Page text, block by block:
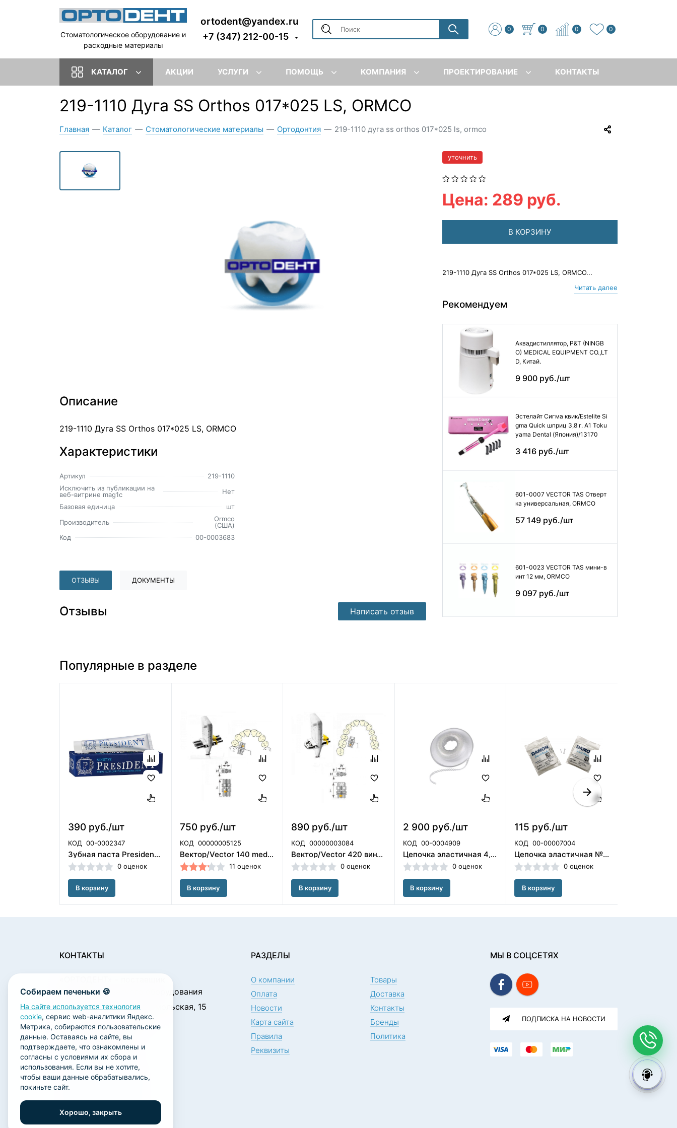
Стоматологическое оборудование и
расходные материалы
ortodent@yandex.ru
+7 (347) 212-00-15
0 0 0 0
КАТАЛОГ АКЦИИ УСЛУГИ ПОМОЩЬ КОМПАНИЯ ПРОЕКТИРОВАНИЕ КОНТАКТЫ
219-1110 Дуга SS Orthos 017*025 LS, ORMCO
Главная — Каталог — Стоматологические материалы — Ортодонтия — 219-1110 дуга ss orthos 017*025 ls, ormco
Описание
219-1110 Дуга SS Orthos 017*025 LS, ORMCO
Характеристики
Артикул
219-1110
Исключить из публикации на
веб-витрине mag1c
Нет
Базовая единица
шт
Производитель
Ormco
(США)
Код
00-0003683
ОТЗЫВЫ ДОКУМЕНТЫ
Отзывы Написать отзыв
уточнить
Цена: 289 руб.
В КОРЗИНУ
219-1110 Дуга SS Orthos 017*025 LS, ORMCO...
Читать далее
Рекомендуем
Аквадистиллятор, P&T (NINGB
O) MEDICAL EQUIPMENT CO.,LT
D, Китай.
9 900 руб./шт
Эстелайт Сигма квик/Estelite Si
gma Quick шприц 3,8 г. А1 Toku
yama Dental (Япония)/13170
3 416 руб./шт
601-0007 VECTOR TAS Отверт
ка универсальная, ORMCO
57 149 руб./шт
601-0023 VECTOR TAS мини-в
инт 12 мм, ORMCO
9 097 руб./шт
Популярные в разделе
390 руб./шт
КОД 00-0002347
Зубная паста President Profi Sensitive 50 мл RDA 25 для чувствительных зубов President/110004
0 оценок
В корзину
750 руб./шт
КОД 00000005125
Вектор/Vector 140 medium винт расширяющий 5 мм Scheu Dental GmbH(Германия)/2494
11 оценок
В корзину
890 руб./шт
КОД 00000003084
Вектор/Vector 420 винт расширяющий секторальный Scheu Dental GmbH (Германия)/2512
0 оценок
В корзину
2 900 руб./шт
КОД 00-0004909
Цепочка эластичная 4,5 м,бесцветная Shinye
0 оценок
В корзину
115 руб./шт
КОД 00-00007004
Цепочка эластичная №1 ТАЙ-БЭК (1шт), ORMCO
0 оценок
В корзину
Собираем печеньки 🍪
На сайте используется технология
cookie, сервис web-аналитики Яндекс.
Метрика, собираются пользовательские
данные. Оставаясь на сайте, вы
подтверждаете, что ознакомлены и
согласны с условиями их сбора и
использования. Если вы не хотите,
чтобы ваши данные обрабатывались,
покиньте сайт.
Хорошо, закрыть
КОНТАКТЫ
стоматологического оборудования
450001, г. Уфа ул. Комсомольская, 15
Пн. - Чт.: 09:00 - 18:00
Пт.: 09:00 - 17:00
Сб., Вс.: выходной
ortodent@yandex.ru
+7 (347) 212-00-15
+7 (347) 212-01-15
РАЗДЕЛЫ
О компании
Товары
Оплата
Доставка
Новости
Контакты
Карта сайта
Бренды
Правила
Политика
Реквизиты
МЫ В СОЦСЕТЯХ
ПОДПИСКА НА НОВОСТИ